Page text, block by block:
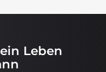
Leben